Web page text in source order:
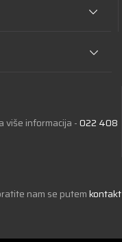
više informacija -022 408
nam se putemkontakt